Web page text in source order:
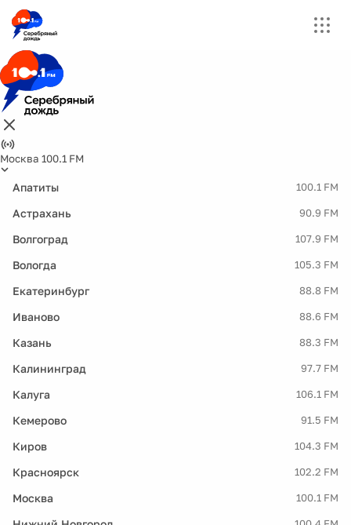
Москва 100.1 FM
Апатиты 100.1 FM
Астрахань 90.9 FM
Волгоград 107.9 FM
Вологда 105.3 FM
Екатеринбург 88.8 FM
Иваново 88.6 FM
Казань 88.3 FM
Калининград 97.7 FM
Калуга 106.1 FM
Кемерово 91.5 FM
Киров 104.3 FM
Красноярск 102.2 FM
Москва 100.1 FM